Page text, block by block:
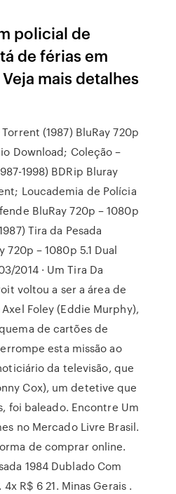
policial de
de férias em
mais detalhes
(1987) BluRay 720p
Download; Coleção –
1998) BDRip Bluray
Loucademia de Polícia
BluRay 720p – 1080p
Tira da Pesada
720p – 1080p 5.1 Dual
2014 · Um Tira Da
voltou a ser a área de
Foley (Eddie Murphy),
de cartões de
esta missão ao
da televisão, que
Cox), um detetive que
foi baleado. Encontre Um
no Mercado Livre Brasil.
de comprar online.
1984 Dublado Com
R$ 6 21. Minas Gerais .